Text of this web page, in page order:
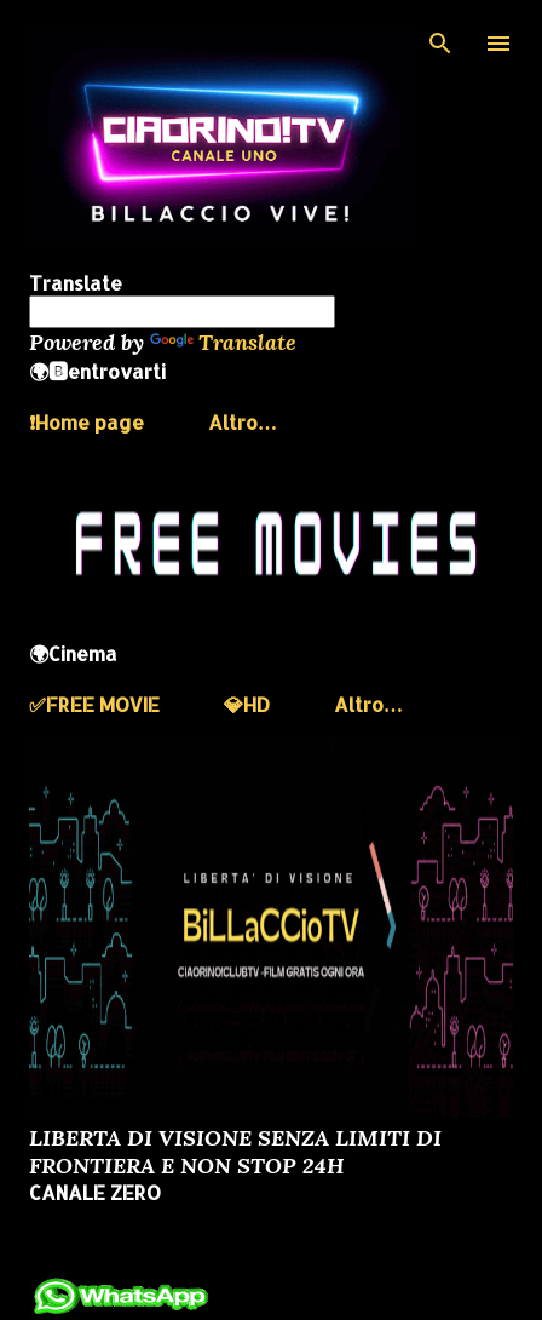
Translate
Powered by Translate
🌍🅱️entrovarti
❗️Home page
Altro…
🌍Cinema
✅️FREE MOVIE
💎HD Altro…
LIBERTA DI VISIONE SENZA LIMITI DI
FRONTIERA E NON STOP 24H
CANALE ZERO